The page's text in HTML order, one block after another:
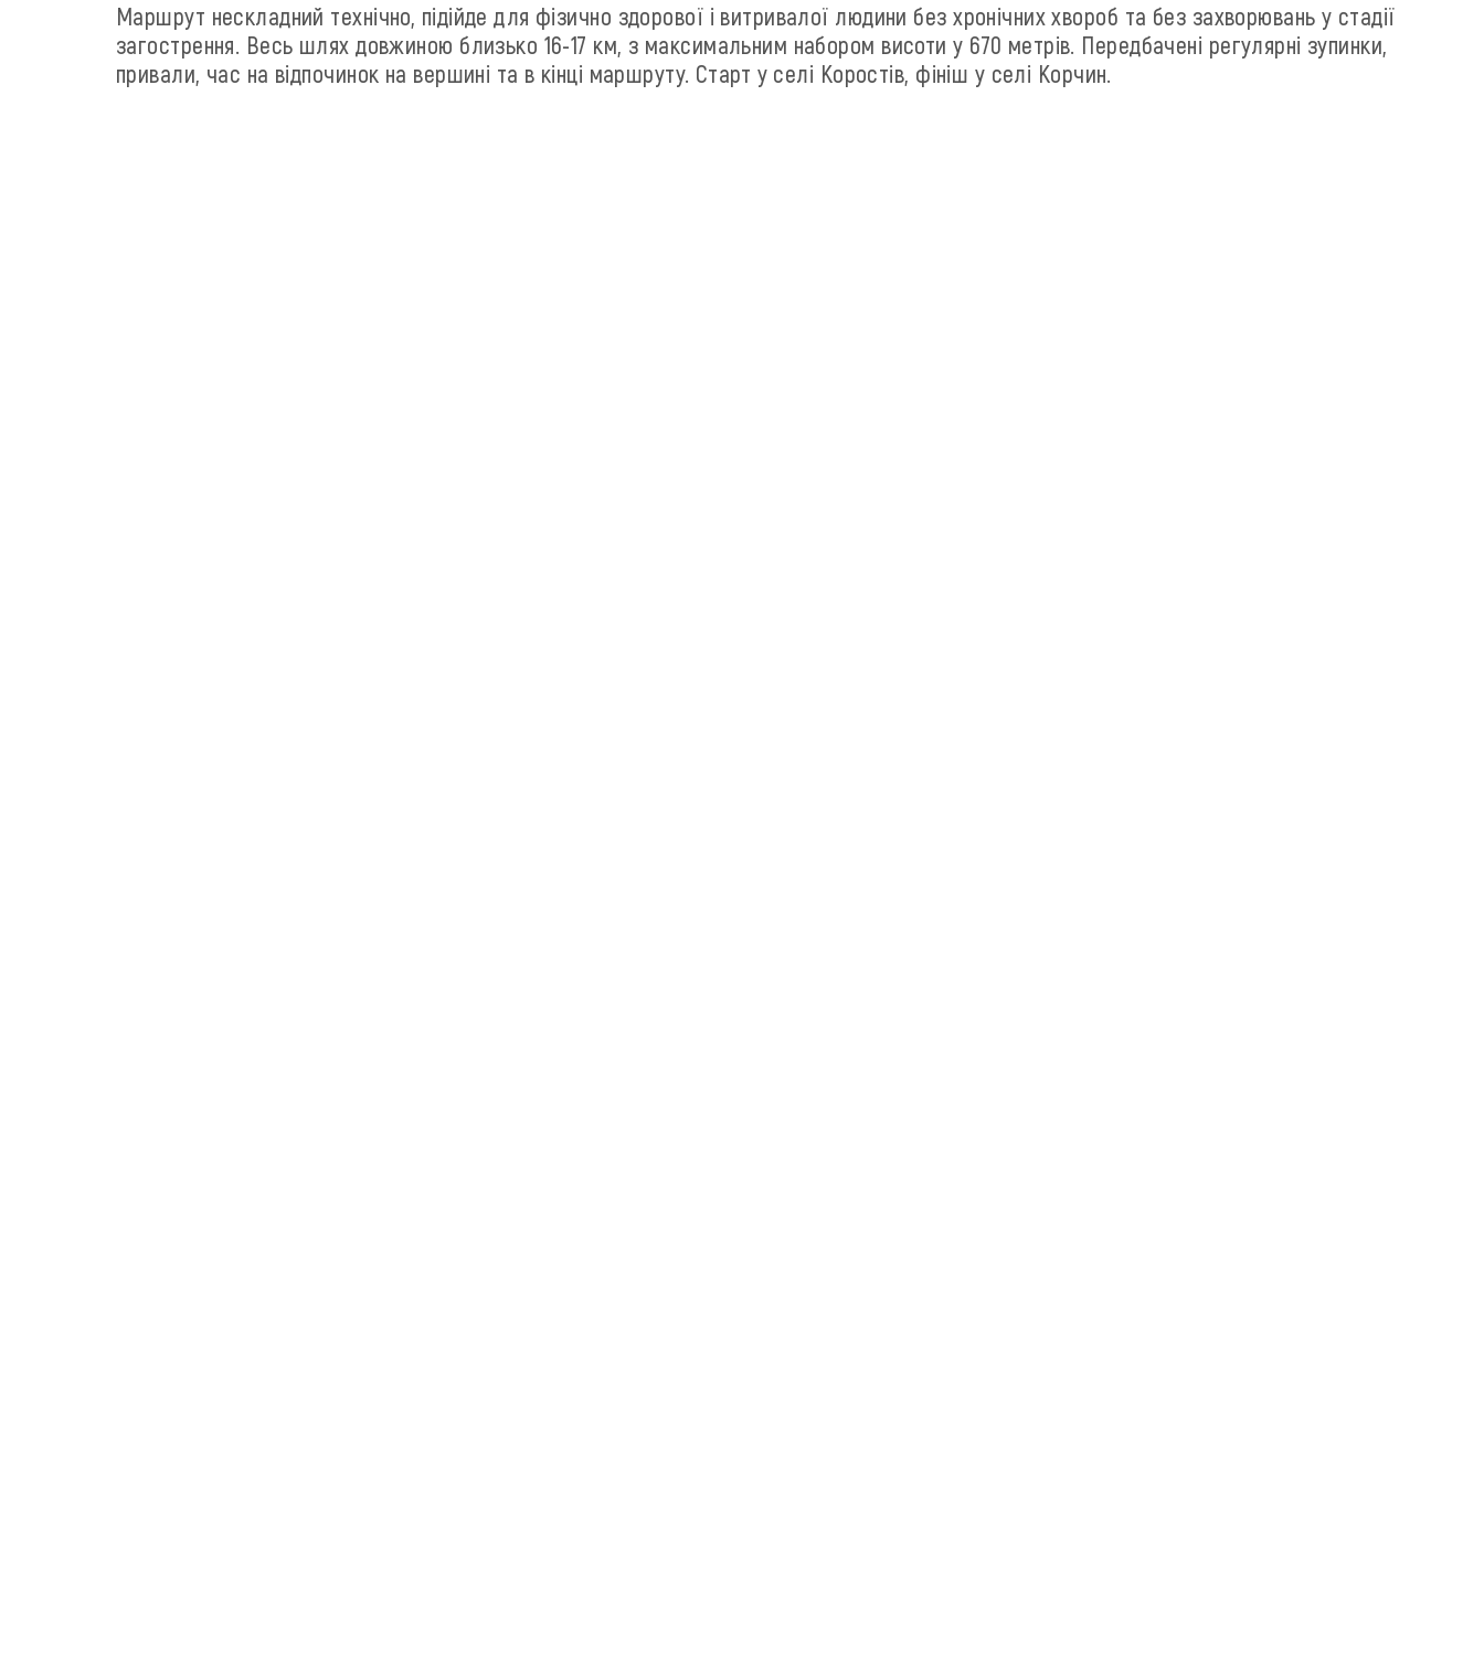
Маршрут нескладний технічно, підійде для фізично здорової і витривалої людини без хронічних хвороб та без захворювань у стадії
загострення. Весь шлях довжиною близько 16-17 км, з максимальним набором висоти у 670 метрів. Передбачені регулярні зупинки,
привали, час на відпочинок на вершині та в кінці маршруту. Старт у селі Коростів, фініш у селі Корчин.